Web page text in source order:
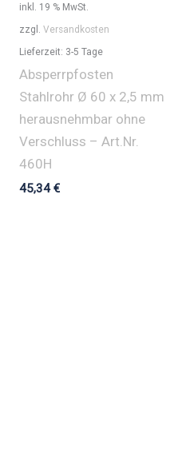
inkl. 19 % MwSt.
zzgl. Versandkosten
Lieferzeit: 3-5 Tage
Absperrpfosten
Stahlrohr Ø 60 x 2,5 mm
herausnehmbar ohne
Verschluss – Art.Nr.
460H
45,34€